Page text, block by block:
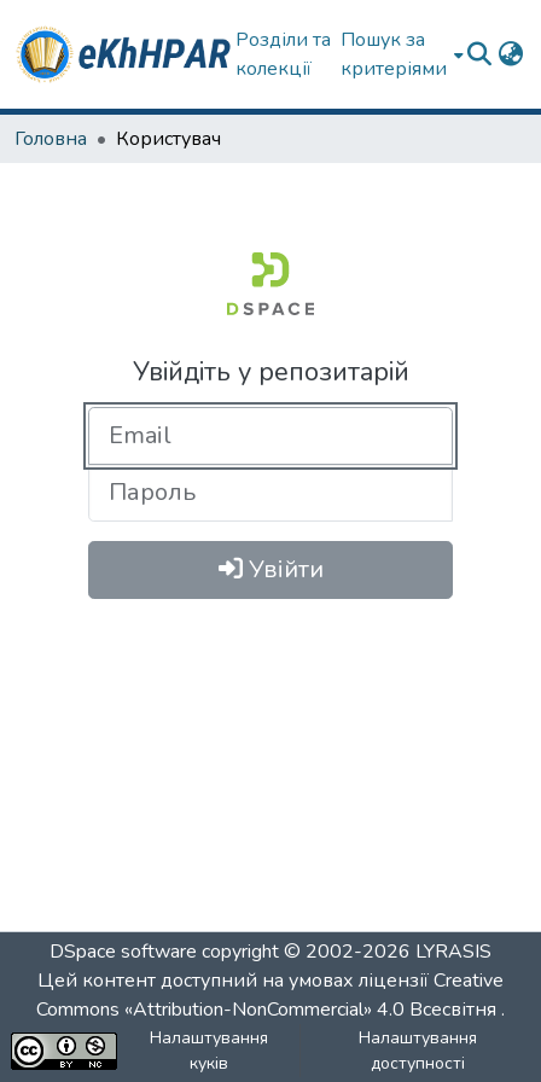
Розділи та
колекції
Пошук за
критеріями
Головна Користувач
Увійдіть у репозитарій
Увійти
DSpace software copyright © 2002-2026 LYRASIS
Цей контент доступний на умовах ліцензіїCreative
Commons «Attribution-NonCommercial» 4.0 Всесвітня .
Налаштування
куків
Налаштування
доступності